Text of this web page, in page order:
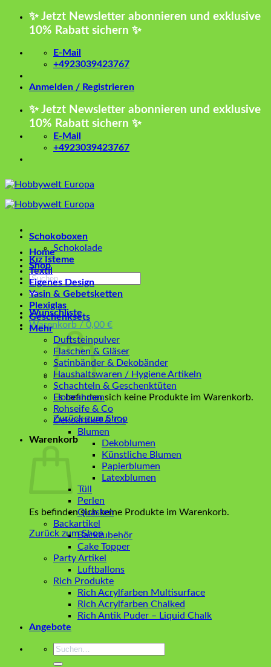
Zum
✨ Jetzt Newsletter abonnieren und exklusive
10% Rabatt sichern ✨
E-Mail
+4923039423767
Anmelden / Registrieren
✨ Jetzt Newsletter abonnieren und exklusive
10% Rabatt sichern ✨
E-Mail
+4923039423767
Home
Shop
Suchen
nach:
Wunschliste
Warenkorb / 0,00 €
Es befinden sich keine Produkte im Warenkorb.
Zurück zum Shop
Warenkorb
Es befinden sich keine Produkte im Warenkorb.
Zurück zum Shop
Schokoboxen
Schokolade
Kız İsteme
Textil
Eigenes Design
Yasin & Gebetsketten
Plexiglas
Geschenksets
Mehr
Duftsteinpulver
Flaschen & Gläser
Satinbänder & Dekobänder
Haushaltswaren / Hygiene Artikeln
Schachteln & Geschenktüten
Holzrahmen
Rohseife & Co
Dekoartikel & Co
Blumen
Dekoblumen
Künstliche Blumen
Papierblumen
Latexblumen
Tüll
Perlen
Quasten
Backartikel
Backzubehör
Cake Topper
Party Artikel
Luftballons
Rich Produkte
Rich Acrylfarben Multisurface
Rich Acrylfarben Chalked
Rich Antik Puder – Liquid Chalk
Angebote
Suchen